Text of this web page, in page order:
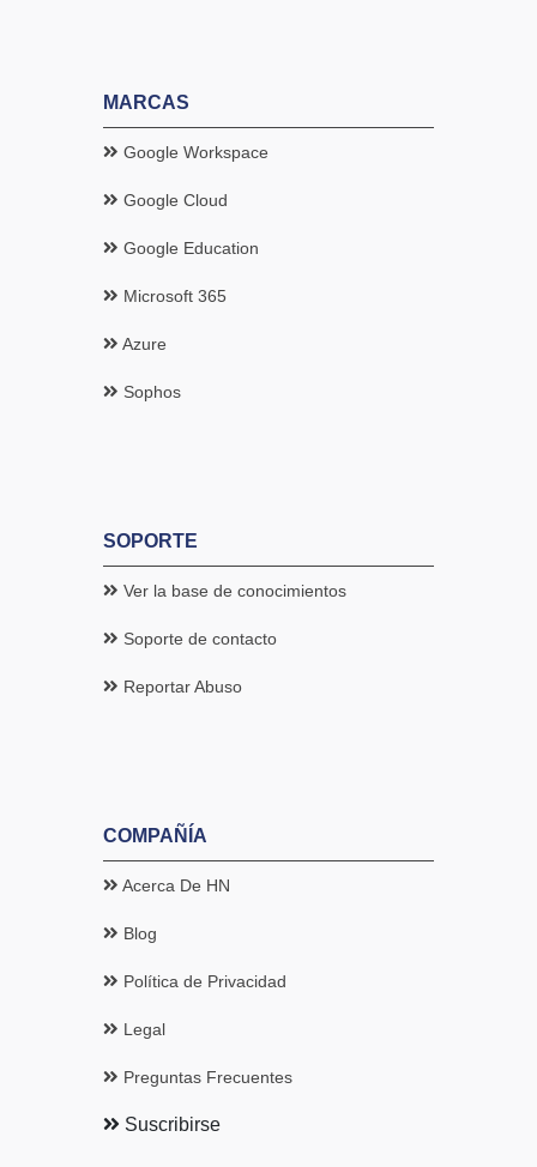
MARCAS
Google Workspace
Google Cloud
Google Education
Microsoft 365
Azure
Sophos
SOPORTE
Ver la base de conocimientos
Soporte de contacto
Reportar Abuso
COMPAÑÍA
Acerca De HN
Blog
Política de Privacidad
Legal
Preguntas Frecuentes
Suscribirse